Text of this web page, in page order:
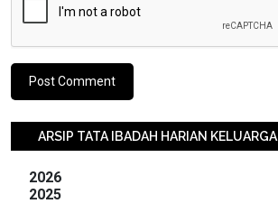
ARSIP TATA IBADAH HARIAN KELUARGA
2026
2025